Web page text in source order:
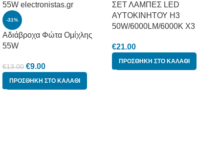
-31%
Αδιάβροχα Φώτα Ομίχλης
55W
€13.00 €9.00
ΠΡΟΣΘΉΚΗ ΣΤΟ ΚΑΛΆΘΙ
ΣΕΤ ΛΑΜΠΕΣ LED
ΑΥΤΟΚΙΝΗΤΟΥ H3
50W/6000LM/6000K X3
€21.00
ΠΡΟΣΘΉΚΗ ΣΤΟ ΚΑΛΆΘΙ